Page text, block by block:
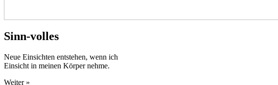
Sinn-volles
Neue Einsichten entstehen, wenn ich
Einsicht in meinen Körper nehme.
Weiter »